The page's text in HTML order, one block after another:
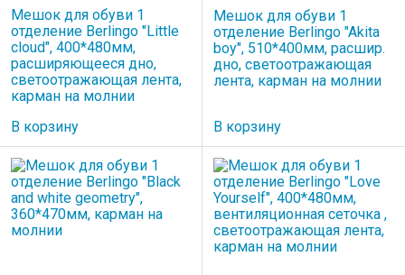
Мешок для обуви 1
отделение Berlingo "Little
cloud", 400*480мм,
расширяющееся дно,
светоотражающая лента,
карман на молнии
В корзину
Мешок для обуви 1
отделение Berlingo "Akita
boy", 510*400мм, расшир.
дно, светоотражающая
лента, карман на молнии
В корзину